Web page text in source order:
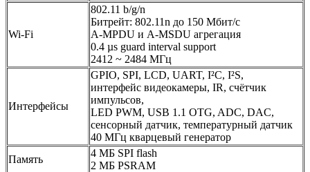
Wi-Fi
802.11 b/g/n
Битрейт: 802.11n до 150 Мбит/с
A-MPDU и A-MSDU агрегация
0.4 µs guard interval support
2412 ~ 2484 МГц
Интерфейсы
GPIO, SPI, LCD, UART, I²C, I²S,
интерфейс видеокамеры, IR, счётчик
импульсов,
LED PWM, USB 1.1 OTG, ADC, DAC,
сенсорный датчик, температурный датчик
40 МГц кварцевый генератор
Память
4 МБ SPI flash
2 МБ PSRAM